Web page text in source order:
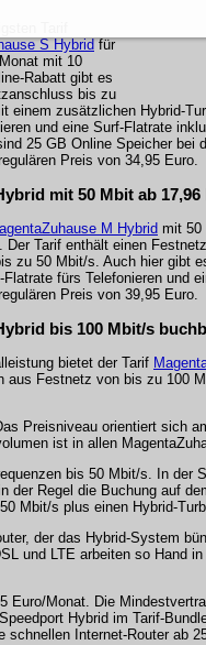
S Hybridfür
mit 10
Rabatt gibt es
bis zu
einem zusätzlichen Hybrid-
und eine Surf-Flatrate
25 GB Online Speicher bei
Preis von 34,95 Euro.
mit 50 Mbit ab 17,96
M Hybrid mit 50
Der Tarif enthält einen
zu 50 Mbit/s. Auch hier gibt
Flatrate fürs Telefonieren und
Preis von 39,95 Euro.
bis 100 Mbit/s
bietet der Tarif
aus Festnetz von bis zu 100
Preisniveau orientiert sich
ist in allen
bis 50 Mbit/s. In
Regel die Buchung auf
Mbit/s plus einen Hybrid-
der das Hybrid-System
und LTE arbeiten so Hand
Monat. Die
Hybrid im Tarif-
schnellen Internet-Router ab